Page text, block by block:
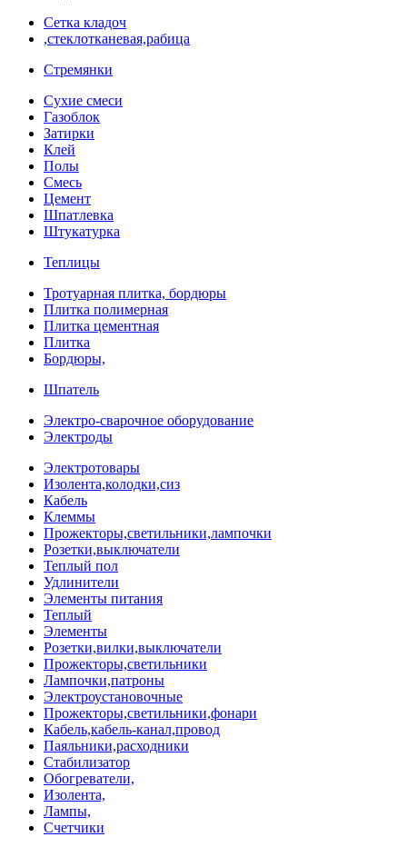
Сетка кладоч
,стеклотканевая,рабица
Стремянки
Сухие смеси
Газоблок
Затирки
Клей
Полы
Смесь
Цемент
Шпатлевка
Штукатурка
Теплицы
Тротуарная плитка, бордюры
Плитка полимерная
Плитка цементная
Плитка
Бордюры,
Шпатель
Электро-сварочное оборудование
Электроды
Электротовары
Изолента,колодки,сиз
Кабель
Клеммы
Прожекторы,светильники,лампочки
Розетки,выключатели
Теплый пол
Удлинители
Элементы питания
Теплый
Элементы
Розетки,вилки,выключатели
Прожекторы,светильники
Лампочки,патроны
Электроустановочные
Прожекторы,светильники,фонари
Кабель,кабель-канал,провод
Паяльники,расходники
Стабилизатор
Обогреватели,
Изолента,
Лампы,
Счетчики